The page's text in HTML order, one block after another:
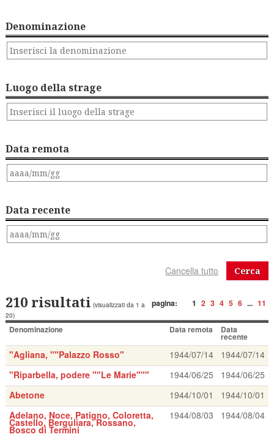
Denominazione
Luogo della strage
Data remota
Data recente
Cerca
pagina: 1 2 3 4 5 6 ... 11
210 risultati (visualizzati da 1 a
20)
Denominazione Data remota Data
recente
"Agliana, ""Palazzo Rosso" 1944/07/14
1944/07/14
"Riparbella, podere ""Le Marie"""
1944/06/25
1944/06/25
Abetone
1944/10/01
1944/10/01
Adelano, Noce, Patigno, Coloretta,
Castello, Berguliara, Rossano,
Bosco di Termini
1944/08/03 1944/08/04